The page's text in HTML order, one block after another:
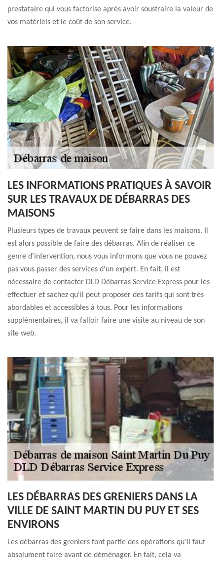
prestataire qui vous factorise après avoir soustraire la valeur de
vos matériels et le coût de son service.
LES INFORMATIONS PRATIQUES À SAVOIR
SUR LES TRAVAUX DE DÉBARRAS DES
MAISONS
Plusieurs types de travaux peuvent se faire dans les maisons. Il
est alors possible de faire des débarras. Afin de réaliser ce
genre d'intervention, nous vous informons que vous ne pouvez
pas vous passer des services d'un expert. En fait, il est
nécessaire de contacter DLD Débarras Service Express pour les
effectuer et sachez qu'il peut proposer des tarifs qui sont très
abordables et accessibles à tous. Pour les informations
supplémentaires, il va falloir faire une visite au niveau de son
site web.
LES DÉBARRAS DES GRENIERS DANS LA
VILLE DE SAINT MARTIN DU PUY ET SES
ENVIRONS
Les débarras des greniers font partie des opérations qu'il faut
absolument faire avant de déménager. En fait, cela va